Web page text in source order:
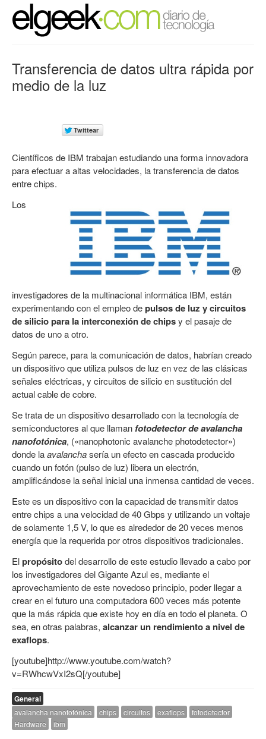
Transferencia de datos ultra rápida por
medio de la luz
Científicos de IBM trabajan estudiando una forma innovadora
para efectuar a altas velocidades, la transferencia de datos
entre chips.
Los
investigadores de la multinacional informática IBM, están
experimentando con el empleo depulsos de luz y circuitos
de silicio para la interconexión de chipsy el pasaje de
datos de uno a otro.
Según parece, para la comunicación de datos, habrían creado
un dispositivo que utiliza pulsos de luz en vez de las clásicas
señales eléctricas, y circuitos de silicio en sustitución del
actual cable de cobre.
Se trata de un dispositivo desarrollado con la tecnología de
semiconductores al que llamanfotodetector de avalancha
nanofotónica, («nanophotonic avalanche photodetector»)
donde laavalanchasería un efecto en cascada producido
cuando un fotón (pulso de luz) libera un electrón,
amplificándose la señal inicial una inmensa cantidad de veces.
Este es un dispositivo con la capacidad de transmitir datos
entre chips a una velocidad de 40 Gbps y utilizando un voltaje
de solamente 1,5 V, lo que es alrededor de 20 veces menos
energía que la requerida por otros dispositivos tradicionales.
Elpropósitodel desarrollo de este estudio llevado a cabo por
los investigadores del Gigante Azul es, mediante el
aprovechamiento de este novedoso principio, poder llegar a
crear en el futuro una computadora 600 veces más potente
que la más rápida que existe hoy en día en todo el planeta. O
sea, en otras palabras, alcanzar un rendimiento a nivel de
exaflops.
[youtube]http://www.youtube.com/watch?
v=RWhcwVxI2sQ[/youtube]
General
avalancha nanofotónica chips circuitos exaflops
fotodetector
Hardware
ibm